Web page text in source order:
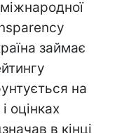
займає
на
оцінках
в кінці